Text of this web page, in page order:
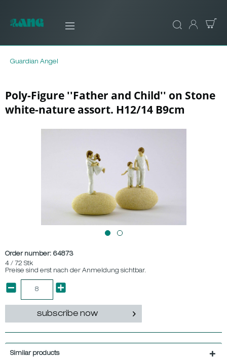
Guardian Angel
Poly-Figure ''Father and Child'' on Stone
white-nature assort. H12/14 B9cm
Order number: 64873
4 / 72 Stk
Preise sind erst nach der Anmeldung sichtbar.
subscribe now
Similar products